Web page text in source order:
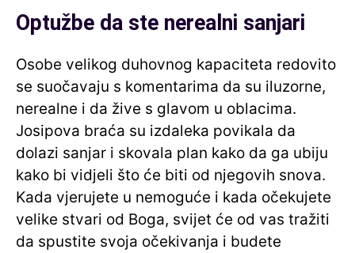
Optužbe da ste nerealni sanjari
Osobe velikog duhovnog kapaciteta redovito
se suočavaju s komentarima da su iluzorne,
nerealne i da žive s glavom u oblacima.
Josipova braća su izdaleka povikala da
dolazi sanjar i skovala plan kako da ga ubiju
kako bi vidjeli što će biti od njegovih snova.
Kada vjerujete u nemoguće i kada očekujete
velike stvari od Boga, svijet će od vas tražiti
da spustite svoja očekivanja i budete